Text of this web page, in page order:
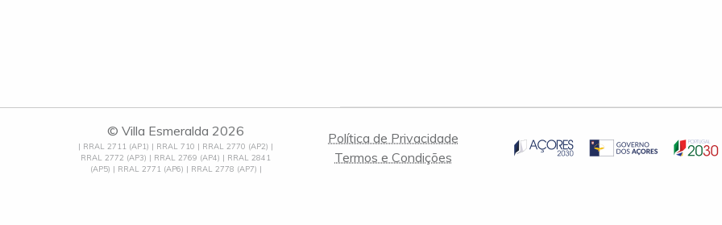
© Villa Esmeralda 2026
| RRAL 2711 (AP1) | RRAL 710 | RRAL 2770 (AP2) |
RRAL 2772 (AP3) | RRAL 2769 (AP4) | RRAL 2841
(AP5) | RRAL 2771 (AP6) | RRAL 2778 (AP7) |
Política de Privacidade
Termos e Condições